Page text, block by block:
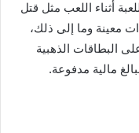
أثناء اللعب مثل قتل
معينة وما إلى ذلك،
البطاقات الذهبية
مالية مدفوعة.